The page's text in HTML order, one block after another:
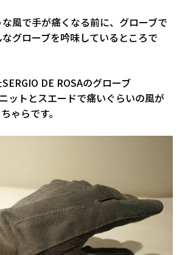
風で手が痛くなる前に、グローブで
グローブを吟味しているところで
DE ROSAのグローブ
ットとスエードで痛いぐらいの風が
ゃらです。